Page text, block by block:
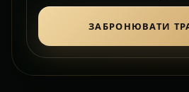
ЗАБРОНЮВАТИ